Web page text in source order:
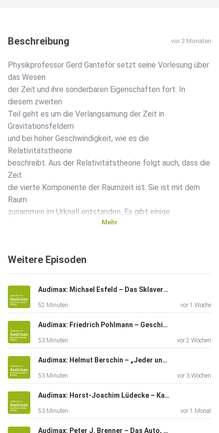
Beschreibung vor 2 Monaten
Physikprofessor Gerd Ganteför setzt seine Vorlesung über
das Wesen
der Zeit und ihre sonderbaren Eigenschaften fort. In
diesem zweiten
Teil geht es um die Verlangsamung der Zeit in
Gravitationsfeldern
und bei hoher Geschwindigkeit, wie es die
Relativitätstheorie
beschreibt. Aus der Relativitätstheorie folgt auch, dass die
Zeit
die vierte Komponente der Raumzeit ist. Sie ist mit dem
Raum
zusammen im Urknall entstanden. Es gibt einige
hinweisen, dass unsere Wirklichkeit in eine höhere Ebene
Wirklichkeit eingebettet ist, die zeitlos ist.
Mehr
Weitere Episoden
Audimax: Michael Esfeld – Das Sklaverei-Dilemma und die Sokrates-Haltung
52 Minuten vor 1 Woche
Audimax: Friedrich Pohlmann – Geschichtspolitik in Deutschland. Vom „Historikerstreit“ bis zur Gegenwart
53 Minuten vor 2 Wochen
Audimax: Helmut Berschin – „Jeder und jede ist seines oder ihres Glückes Schmied*in“
53 Minuten vor 3 Wochen
Audimax: Horst-Joachim Lüdecke – Kampf gegen die Physik, warum die deutsche Energiewende scheitert
53 Minuten vor 1 Monat
Audimax: Peter J. Brenner – Das Auto, Streitobjekt im Kulturkampf